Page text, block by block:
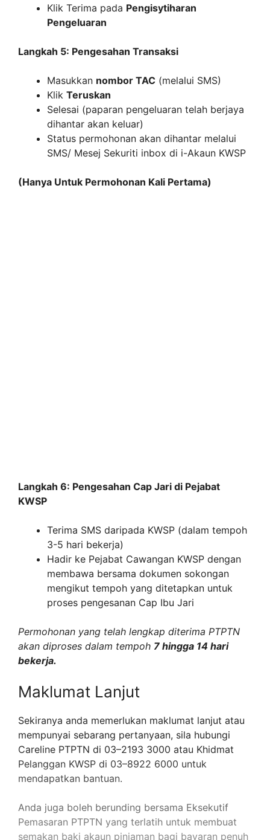
Klik Terima pada Pengisytiharan
Pengeluaran
Langkah 5: Pengesahan Transaksi
Masukkan nombor TAC (melalui SMS)
Klik Teruskan
Selesai (paparan pengeluaran telah berjaya
dihantar akan keluar)
Status permohonan akan dihantar melalui
SMS/ Mesej Sekuriti inbox di i-Akaun KWSP
(Hanya Untuk Permohonan Kali Pertama)
Langkah 6: Pengesahan Cap Jari di Pejabat
KWSP
Terima SMS daripada KWSP (dalam tempoh
3-5 hari bekerja)
Hadir ke Pejabat Cawangan KWSP dengan
membawa bersama dokumen sokongan
mengikut tempoh yang ditetapkan untuk
proses pengesanan Cap Ibu Jari
Permohonan yang telah lengkap diterima PTPTN
akan diproses dalam tempoh 7 hingga 14 hari
bekerja​.
Maklumat Lanjut
Sekiranya anda memerlukan maklumat lanjut atau
mempunyai sebarang pertanyaan, sila hubungi
Careline PTPTN di 03–2193 3000 atau Khidmat
Pelanggan KWSP di 03–8922 6000 untuk
mendapatkan bantuan.
Anda juga boleh berunding bersama Eksekutif
Pemasaran PTPTN yang terlatih untuk membuat
semakan baki akaun pinjaman bagi bayaran penuh